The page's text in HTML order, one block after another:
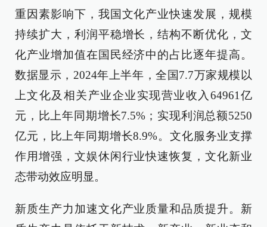
重因素影响下，我国文化产业快速发展，规模
持续扩大，利润平稳增长，结构不断优化，文
化产业增加值在国民经济中的占比逐年提高。
数据显示，2024年上半年，全国7.7万家规模以
上文化及相关产业企业实现营业收入64961亿
元，比上年同期增长7.5%；实现利润总额5250
亿元，比上年同期增长8.9%。文化服务业支撑
作用增强，文娱休闲行业快速恢复，文化新业
态带动效应明显。
新质生产力加速文化产业质量和品质提升。新